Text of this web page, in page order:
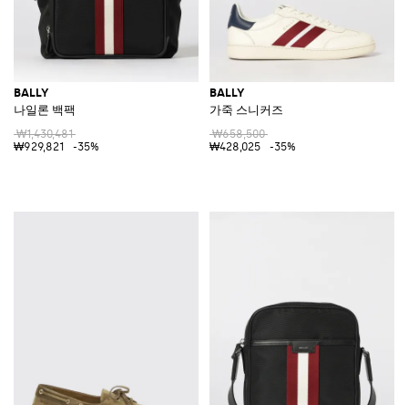
BALLY
나일론 백팩
₩1,430,481
₩929,821
-35%
BALLY
가죽 스니커즈
₩658,500
₩428,025
-35%